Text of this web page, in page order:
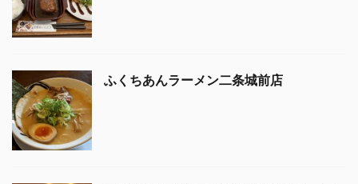
ふくちあんラーメン二条城前店